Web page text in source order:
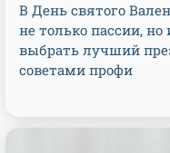
В День святого
не только пассии,
выбрать лучший
советами профи